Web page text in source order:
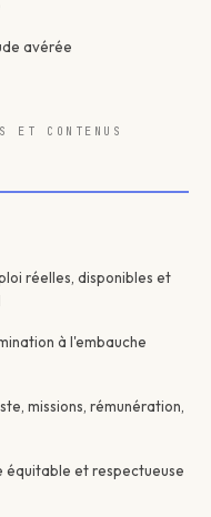
avérée
CONTENUS
réelles, disponibles et
à l'embauche
missions, rémunération,
équitable et respectueuse